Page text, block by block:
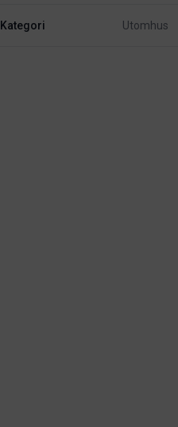
Kategori Utomhus